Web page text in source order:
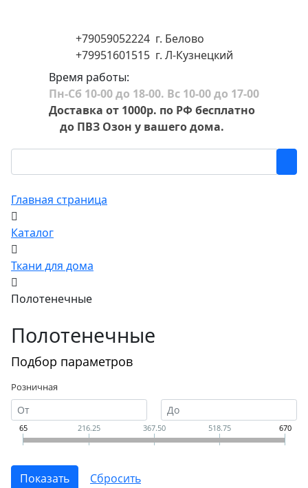
+79059052224 г. Белово
+79951601515 г. Л-Кузнецкий
Время работы:
Пн-Сб 10-00 до 18-00. Вс 10-00 до 17-00
Доставка от 1000р. по РФ бесплатно
до ПВЗ Озон у вашего дома.
Главная страница
Каталог
Ткани для дома
Полотенечные
Полотенечные
Подбор параметров
Розничная
65 216.25 367.50 518.75 670